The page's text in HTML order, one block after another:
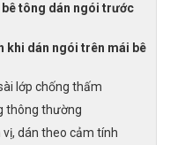
tông dán ngói trước
khi dán ngói trên mái bê
lớp chống thấm
thông thường
vị, dán theo cảm tính